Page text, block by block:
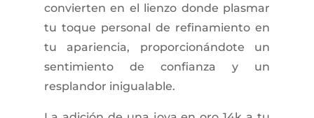
convierten en el lienzo donde plasmar
tu toque personal de refinamiento en
tu apariencia, proporcionándote un
sentimiento de confianza y un
resplandor inigualable.